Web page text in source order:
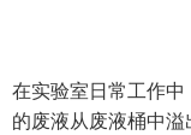
在实验室日常工作
的废液从废液桶中